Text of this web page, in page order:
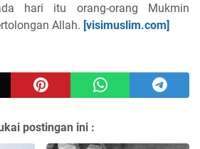
hari itu orang-orang Mukmin
Allah. [visimuslim.com]
postingan ini :